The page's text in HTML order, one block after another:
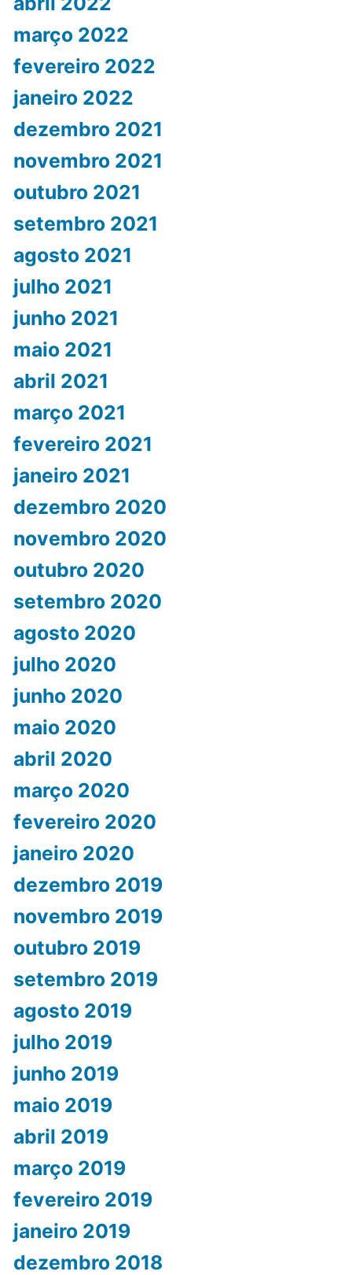
março 2022
fevereiro 2022
janeiro 2022
dezembro 2021
novembro 2021
outubro 2021
setembro 2021
agosto 2021
julho 2021
junho 2021
maio 2021
abril 2021
março 2021
fevereiro 2021
janeiro 2021
dezembro 2020
novembro 2020
outubro 2020
setembro 2020
agosto 2020
julho 2020
junho 2020
maio 2020
abril 2020
março 2020
fevereiro 2020
janeiro 2020
dezembro 2019
novembro 2019
outubro 2019
setembro 2019
agosto 2019
julho 2019
junho 2019
maio 2019
abril 2019
março 2019
fevereiro 2019
janeiro 2019
dezembro 2018